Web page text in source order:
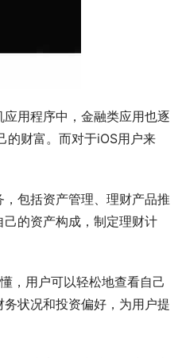
用程序中，金融类应用也逐
的财富。而对于iOS用户来
包括资产管理、理财产品推
的资产构成，制定理财计
，用户可以轻松地查看自己
状况和投资偏好，为用户提